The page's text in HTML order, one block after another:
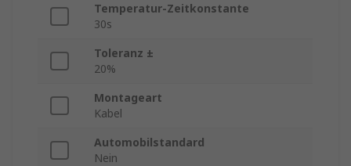
Temperatur-Zeitkonstante
30s
Toleranz ±
20%
Montageart
Kabel
Automobilstandard
Nein